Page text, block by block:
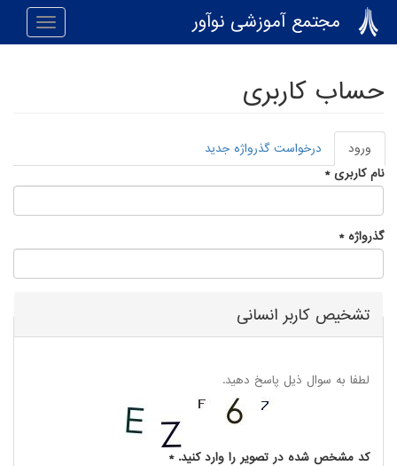
رفتن به محتوای اصلی
مجتمع آموزشی نوآور
Toggle
حساب کاربری
تب‌های اولیه
ورود
فعال)
درخواست گذرواژه جدید
نام کاربری*
گذرواژه*
تشخیص کاربر انسانی
لطفا به سوال ذیل پاسخ دهید.
کد مشخص شده در تصویر را وارد کنید.*